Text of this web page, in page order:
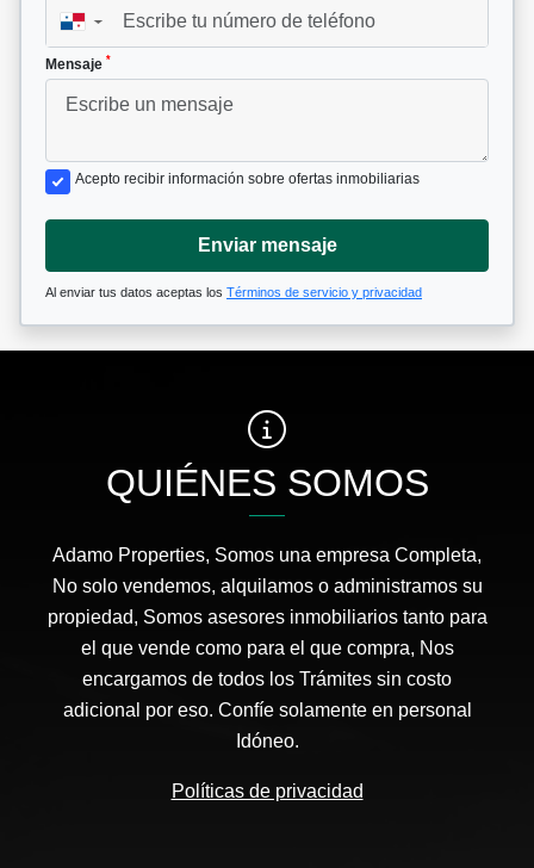
▼
Mensaje *
Acepto recibir información sobre ofertas inmobiliarias
Enviar mensaje
Al enviar tus datos aceptas los Términos de servicio y privacidad
QUIÉNES SOMOS
Adamo Properties, Somos una empresa Completa,
No solo vendemos, alquilamos o administramos su
propiedad, Somos asesores inmobiliarios tanto para
el que vende como para el que compra, Nos
encargamos de todos los Trámites sin costo
adicional por eso. Confíe solamente en personal
Idóneo.
Políticas de privacidad